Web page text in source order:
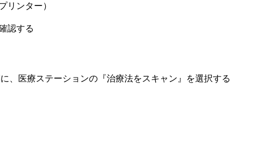
リンター）
認する
、医療ステーションの『治療法をスキャン』を選択する